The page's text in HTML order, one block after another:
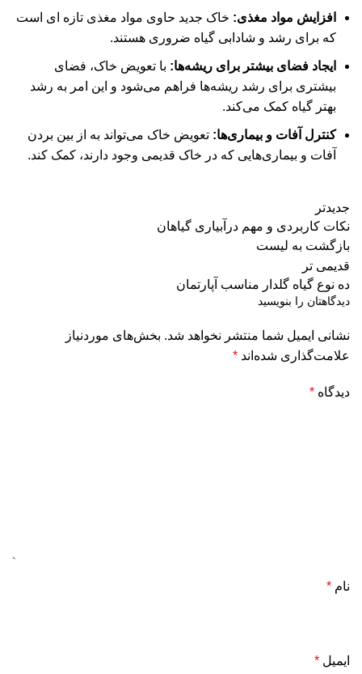
افزایش مواد مغذی: خاک جدید حاوی مواد مغذی تازه ای است
که برای رشد و شادابی گیاه ضروری هستند.
ایجاد فضای بیشتر برای ریشه‌ها: با تعویض خاک، فضای
بیشتری برای رشد ریشه‌ها فراهم می‌شود و این امر به رشد
بهتر گیاه کمک می‌کند.
کنترل آفات و بیماری‌ها: تعویض خاک می‌تواند به از بین بردن
آفات و بیماری‌هایی که در خاک قدیمی وجود دارند، کمک کند.
جدیدتر
نکات کاربردی و مهم درآبیاری گیاهان
بازگشت به لیست
قدیمی تر
ده نوع گیاه گلدار مناسب آپارتمان
دیدگاهتان را بنویسید
نشانی ایمیل شما منتشر نخواهد شد. بخش‌های موردنیاز
علامت‌گذاری شده‌اند *
دیدگاه *
نام *
ایمیل *